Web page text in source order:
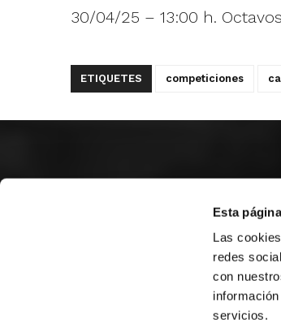
Esta
Las
redes
con
servicios.
30/04/25 – 13:00 h.
ETIQUETES competiciones